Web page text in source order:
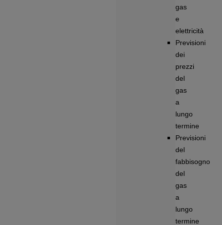
gas
e
elettricità
Previsioni
dei
prezzi
del
gas
a
lungo
termine
Previsioni
del
fabbisogno
del
gas
a
lungo
termine